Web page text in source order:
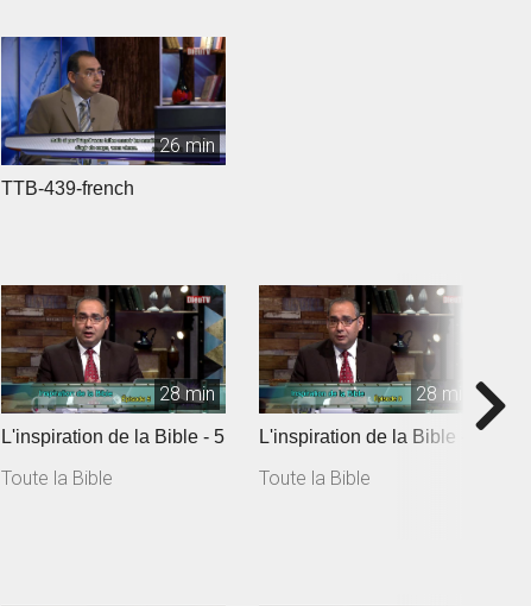
26 min
TTB-439-french
28 min
L'inspiration de la Bible - 5
Toute la Bible
28 min
L'inspiration de la Bible - 6
Toute la Bible